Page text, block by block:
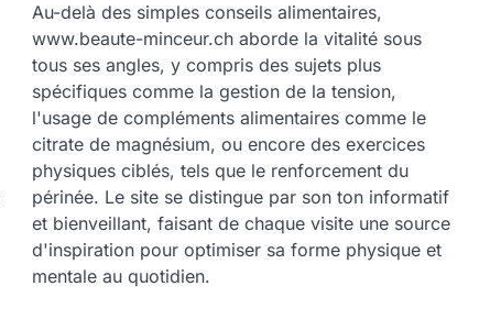
Au-delà des simples conseils alimentaires,
www.beaute-minceur.ch aborde la vitalité sous
tous ses angles, y compris des sujets plus
spécifiques comme la gestion de la tension,
l'usage de compléments alimentaires comme le
citrate de magnésium, ou encore des exercices
physiques ciblés, tels que le renforcement du
périnée. Le site se distingue par son ton informatif
et bienveillant, faisant de chaque visite une source
d'inspiration pour optimiser sa forme physique et
mentale au quotidien.